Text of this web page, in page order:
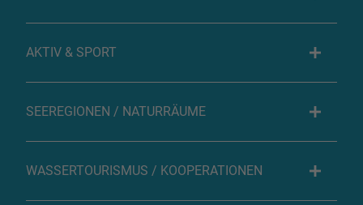
AKTIV & SPORT
SEEREGIONEN / NATURRÄUME
WASSERTOURISMUS / KOOPERATIONEN